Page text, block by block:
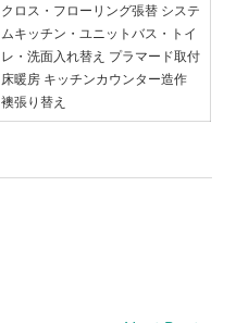
クロス・フローリング張替 システ
ムキッチン・ユニットバス・トイ
レ・洗面入れ替え プラマード取付
床暖房 キッチンカウンター造作
襖張り替え